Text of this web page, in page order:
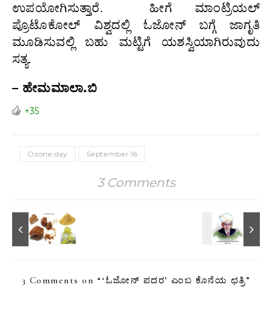
ಉಪಯೋಗಿಸುತ್ತಾರೆ. ಹೀಗೆ ಮಾಂಟ್ರಿಯಲ್
ಪ್ರೊಟೊಕೋಲ್ ವಿಶ್ವದಲ್ಲಿ ಓಜೋನ್ ಬಗ್ಗೆ ಜಾಗೃತಿ
ಮೂಡಿಸುವಲ್ಲಿ ಬಹು ಮಟ್ಟಿಗೆ ಯಶಸ್ವಿಯಾಗಿರುವುದು
ಸತ್ಯ.
– ಹೇಮಮಾಲಾ.ಬಿ
+35
Ozone day September 16
3 Comments
3 Comments on “‘ಓಜೋನ್ ಪದರ’ ಎಂಬ ಕೊನೆಯ ಛತ್ರಿ”